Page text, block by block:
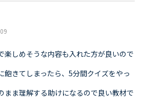
楽しめそうな内容も入れた方が良いので
飽きてしまったら、5分間クイズをやっ
まま理解する助けになるので良い教材で